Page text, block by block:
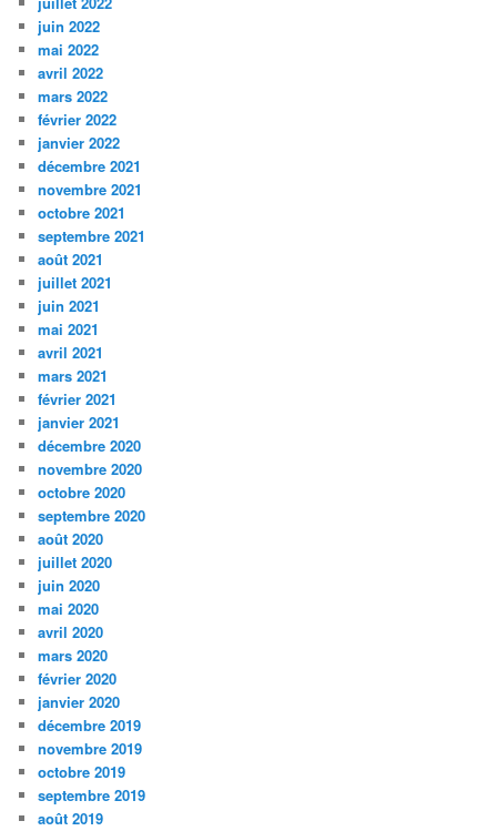
juin 2022
mai 2022
avril 2022
mars 2022
février 2022
janvier 2022
décembre 2021
novembre 2021
octobre 2021
septembre 2021
août 2021
juillet 2021
juin 2021
mai 2021
avril 2021
mars 2021
février 2021
janvier 2021
décembre 2020
novembre 2020
octobre 2020
septembre 2020
août 2020
juillet 2020
juin 2020
mai 2020
avril 2020
mars 2020
février 2020
janvier 2020
décembre 2019
novembre 2019
octobre 2019
septembre 2019
août 2019